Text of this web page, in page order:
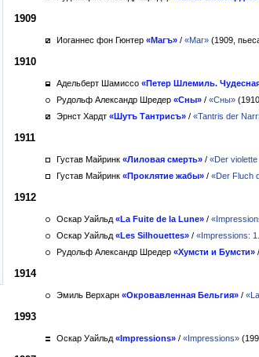
1909
Иоганнес фон Гюнтер «Магъ» / «Маг» (1909,
1910
Адельберт Шамиссо «Петер Шлемиль.
Рудольф Александр Шредер «Сны» / «Сны»
Эрнст Хардт «Шутъ Тантрисъ» / «Tantris der
1911
Густав Майринк «Лиловая смерть» / «Der violette
Густав Майринк «Проклятие жабы» / «Der Fluch
1912
Оскар Уайльд «La Fuite de la Lune» /
Оскар Уайльд «Les Silhouettes» / «Impressions:
Рудольф Александр Шредер «Хумсти и Бумсти» /
1914
Эмиль Верхарн «Окровавленная Бельгия» /
1993
Оскар Уайльд «Impressions» / «Impressions»